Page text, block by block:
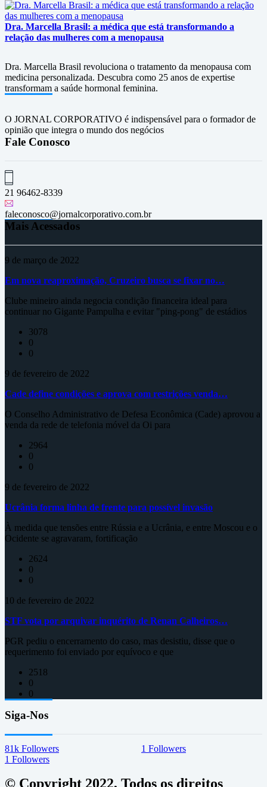
Dra. Marcella Brasil: a médica que está transformando a
relação das mulheres com a menopausa
Dra. Marcella Brasil revoluciona o tratamento da menopausa com
medicina personalizada. Descubra como 25 anos de expertise
transformam a saúde hormonal feminina.
O JORNAL CORPORATIVO é indispensável para o formador de
opinião que integra o mundo dos negócios
Fale Conosco
21 96462-8339
faleconosco@jornalcorporativo.com.br
Mais Acessados
9 de março de 2022
Em nova reaproximação, Cruzeiro busca se fixar no…
Clube mineiro ainda negocia condição financeira ideal para
continuar no Gigante Pampulha e evitar "ping-pong" de estádios
3078
0
0
9 de fevereiro de 2022
Cade define condições e aprova com restrições venda…
O Conselho Administrativo de Defesa Econômica (Cade) aprovou a
venda da rede de telefonia móvel da Oi para
2964
0
0
9 de fevereiro de 2022
Ucrânia forma linha de frente para possível invasão
À medida que tensões entre Rússia e a Ucrânia, e entre Moscou e o
Ocidente se agravaram, fortificação
2624
0
0
10 de fevereiro de 2022
STF vota por arquivar inquérito de Renan Calheiros…
PGR pediu o encerramento do caso, mas desistiu, disse que o
requerimento foi enviado por equívoco e que
2518
0
0
Siga-Nos
81k Followers 1 Followers
1 Followers
© Copyright 2022, Todos os direitos